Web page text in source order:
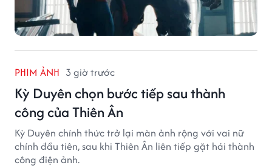
PHIM ẢNH 3 giờ trước
Kỳ Duyên chọn bước tiếp sau thành
công của Thiên Ân
Kỳ Duyên chính thức trở lại màn ảnh rộng với vai nữ
chính đầu tiên, sau khi Thiên Ân liên tiếp gặt hái thành
công điện ảnh.